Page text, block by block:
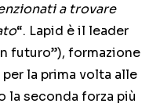
a trovare
“. Lapid è il leader
futuro”), formazione
la prima volta alle
la seconda forza più